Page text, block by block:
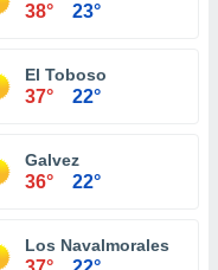
38° 23°
El Toboso
37° 22°
Galvez
36° 22°
Los Navalmorales